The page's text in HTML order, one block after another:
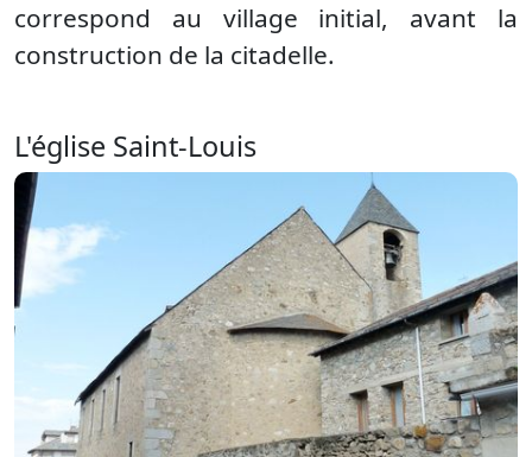
correspond au village initial, avant la
construction de la citadelle.
L'église Saint-Louis